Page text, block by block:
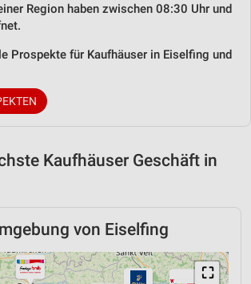
Region haben zwischen 08:30 Uhr und
Prospekte für Kaufhäuser in Eiselfing und
Kaufhäuser Geschäft in
von Eiselfing
⛶